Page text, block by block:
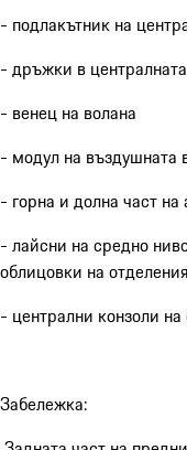
- подлакътник на
- дръжки в
- венец на волана
- модул на въздушната
- горна и долна част
- лайсни на средно
облицовки на
- централни конзоли
Забележка: